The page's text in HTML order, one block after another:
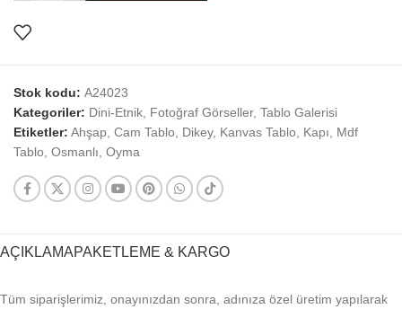
Stok kodu: A24023
Kategoriler: Dini-Etnik, Fotoğraf Görseller, Tablo Galerisi
Etiketler: Ahşap, Cam Tablo, Dikey, Kanvas Tablo, Kapı, Mdf
Tablo, Osmanlı, Oyma
AÇIKLAMAPAKETLEME & KARGO
Tüm siparişlerimiz, onayınızdan sonra, adınıza özel üretim yapılarak